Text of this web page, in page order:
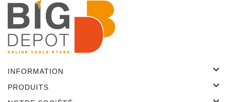
INFORMATION 
PRODUITS 